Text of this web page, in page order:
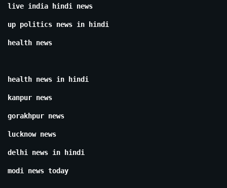
live india hindi news
up politics news in hindi
health news
health news in hindi
kanpur news
gorakhpur news
lucknow news
delhi news in hindi
modi news today